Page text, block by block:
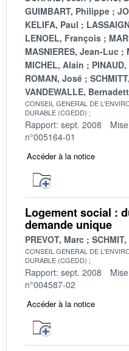
GUIMBART, Philippe
KELIFA, Paul
LENOEL, François
MASNIERES, Jean-Luc
MICHEL, Alain
ROMAN, José
VANDEWALLE,
CONSEIL GENERAL DE
DURABLE (CGEDD)
Rapport: sept. 2008
n°005164-01
Accéder à la notice
Logement social :
demande unique
PREVOT, Marc
CONSEIL GENERAL DE
DURABLE (CGEDD)
Rapport: sept. 2008
n°004587-02
Accéder à la notice